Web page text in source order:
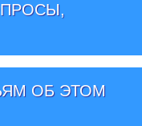
ОБ ЭТОМ